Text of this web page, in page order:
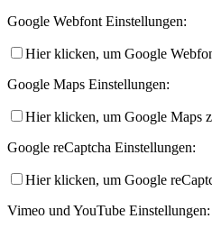
Google Webfont Einstellungen:
Hier klicken, um Google
Google Maps Einstellungen:
Hier klicken, um Google Maps
Google reCaptcha Einstellungen:
Hier klicken, um Google
Vimeo und YouTube Einstellungen: